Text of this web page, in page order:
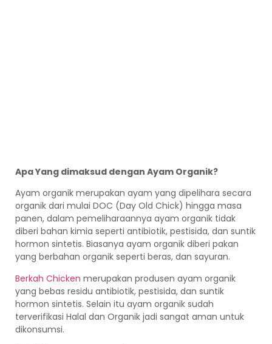
Apa Yang dimaksud dengan Ayam Organik?
Ayam organik merupakan ayam yang dipelihara secara
organik dari mulai DOC (Day Old Chick) hingga masa
panen, dalam pemeliharaannya ayam organik tidak
diberi bahan kimia seperti antibiotik, pestisida, dan suntik
hormon sintetis. Biasanya ayam organik diberi pakan
yang berbahan organik seperti beras, dan sayuran.
Berkah Chicken merupakan produsen ayam organik
yang bebas residu antibiotik, pestisida, dan suntik
hormon sintetis. Selain itu ayam organik sudah
terverifikasi Halal dan Organik jadi sangat aman untuk
dikonsumsi.